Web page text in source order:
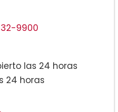
9900
las 24 horas
24 horas